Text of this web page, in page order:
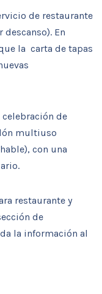
de restaurante
descanso). En
la carta de tapas
celebración de
multiuso
con una
restaurante y
de
la información al